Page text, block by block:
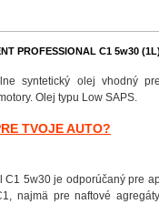
PROFESSIONAL C1 5w30 (1L)
syntetický olej vhodný
Olej typu Low SAPS.
TVOJE AUTO?
C1 5w30 je odporúčaný pre
najmä pre naftové